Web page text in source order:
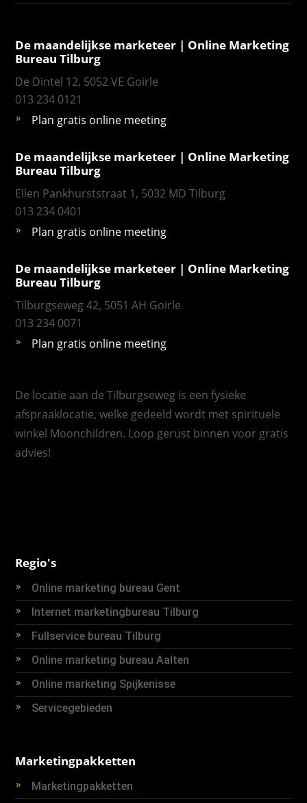
De maandelijkse marketeer | Online Marketing
Bureau Tilburg
De Dintel 12, 5052 VE Goirle
013 234 0121
Plan gratis online meeting
De maandelijkse marketeer | Online Marketing
Bureau Tilburg
Ellen Pankhurststraat 1, 5032 MD Tilburg
013 234 0401
Plan gratis online meeting
De maandelijkse marketeer | Online Marketing
Bureau Tilburg
Tilburgseweg 42, 5051 AH Goirle
013 234 0071
Plan gratis online meeting
De locatie aan de Tilburgseweg is een fysieke
afspraaklocatie, welke gedeeld wordt met spirituele
winkel Moonchildren. Loop gerust binnen voor gratis
advies!
Regio's
Online marketing bureau Gent
Internet marketingbureau Tilburg
Fullservice bureau Tilburg
Online marketing bureau Aalten
Online marketing Spijkenisse
Servicegebieden
Marketingpakketten
Marketingpakketten